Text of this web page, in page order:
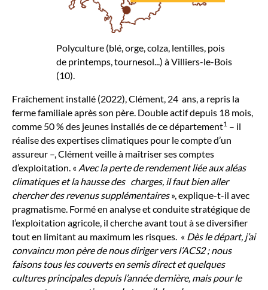
Polyculture (blé, orge, colza, lentilles, pois
de printemps, tournesol...) à Villiers-le-Bois
(10).
Fraîchement installé (2022), Clément, 24 ans, a repris la
ferme familiale après son père. Double actif depuis 18 mois,
comme 50 % des jeunes installés de ce département1 – il
réalise des expertises climatiques pour le compte d’un
assureur –, Clément veille à maîtriser ses comptes
d’exploitation. « Avec la perte de rendement liée aux aléas
climatiques et la hausse des charges, il faut bien aller
chercher des revenus supplémentaires», explique-t-il avec
pragmatisme. Formé en analyse et conduite stratégique de
l’exploitation agricole, il cherche avant tout à se diversifier
tout en limitant au maximum les risques. « Dès le départ, j’ai
convaincu mon père de nous diriger vers l’ACS2 ; nous
faisons tous les couverts en semis direct et quelques
cultures principales depuis l’année dernière, mais pour le